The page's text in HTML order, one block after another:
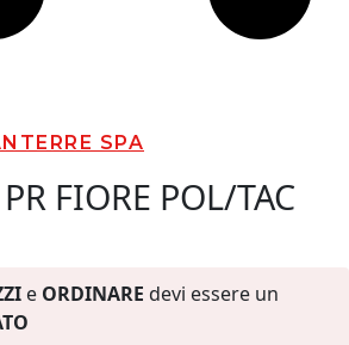
SPA
FIORE POL/TAC
e ORDINARE devi essere un